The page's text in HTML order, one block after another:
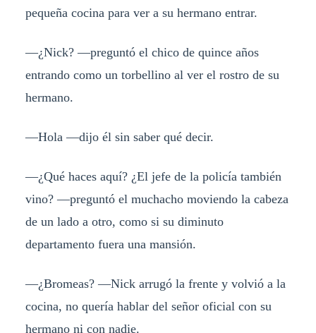
pequeña cocina para ver a su hermano entrar.
—¿Nick? —preguntó el chico de quince años
entrando como un torbellino al ver el rostro de su
hermano.
—Hola —dijo él sin saber qué decir.
—¿Qué haces aquí? ¿El jefe de la policía también
vino? —preguntó el muchacho moviendo la cabeza
de un lado a otro, como si su diminuto
departamento fuera una mansión.
—¿Bromeas? —Nick arrugó la frente y volvió a la
cocina, no quería hablar del señor oficial con su
hermano ni con nadie.